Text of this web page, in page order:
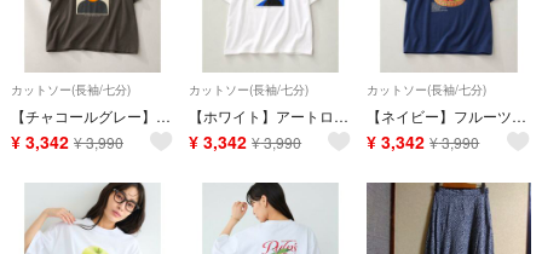
カットソー(長袖/七分)
【チャコールグレー】アートロゴイラストTシャツ
¥ 3,342 ¥3,990
カットソー(長袖/七分)
【ホワイト】アートロゴイラストTシャツ
¥ 3,342 ¥3,990
カットソー(長袖/七分)
【ネイビー】フルーツロゴイラストTシャツ
¥ 3,342 ¥3,990